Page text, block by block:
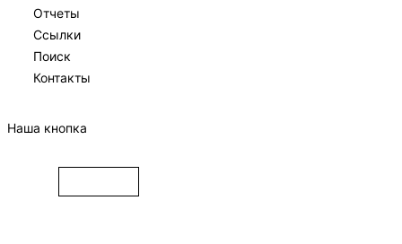
Отчеты
Ссылки
Поиск
Контакты
Наша кнопка